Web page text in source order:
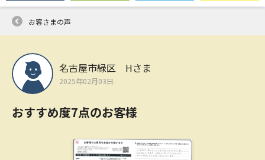
お客さまの声
名古屋市緑区 Hさま
2025年02月03日
おすすめ度7点のお客様